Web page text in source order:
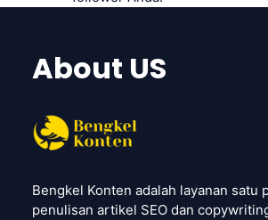
About US
Bengkel Konten adalah layanan satu
penulisan artikel SEO dan